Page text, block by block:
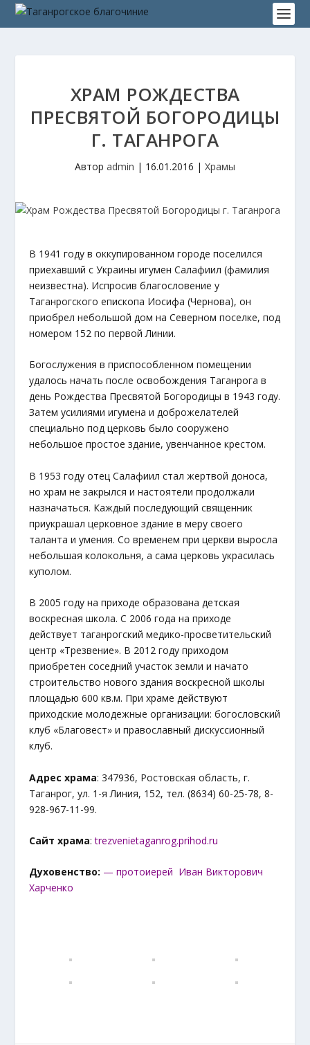
ХРАМ РОЖДЕСТВА
ПРЕСВЯТОЙ БОГОРОДИЦЫ
Г. ТАГАНРОГА
Автор admin | 16.01.2016 | Храмы
В 1941 году в оккупированном городе поселился
приехавший с Украины игумен Салафиил (фамилия
неизвестна). Испросив благословение у
Таганрогского епископа Иосифа (Чернова), он
приобрел небольшой дом на Северном поселке, под
номером 152 по первой Линии.
Богослужения в приспособленном помещении
удалось начать после освобождения Таганрога в
день Рождества Пресвятой Богородицы в 1943 году.
Затем усилиями игумена и доброжелателей
специально под церковь было сооружено
небольшое простое здание, увенчанное крестом.
В 1953 году отец Салафиил стал жертвой доноса,
но храм не закрылся и настоятели продолжали
назначаться. Каждый последующий священник
приукрашал церковное здание в меру своего
таланта и умения. Со временем при церкви выросла
небольшая колокольня, а сама церковь украсилась
куполом.
В 2005 году на приходе образована детская
воскресная школа. С 2006 года на приходе
действует таганрогский медико-просветительский
центр «Трезвение». В 2012 году приходом
приобретен соседний участок земли и начато
строительство нового здания воскресной школы
площадью 600 кв.м. При храме действуют
приходские молодежные организации: богословский
клуб «Благовест» и православный дискуссионный
клуб.
Адрес храма: 347936, Ростовская область, г.
Таганрог, ул. 1-я Линия, 152, тел. (8634) 60-25-78, 8-
928-967-11-99.
Сайт храма:trezvenietaganrog.prihod.ru
Духовенство: — протоиерей Иван Викторович
Харченко